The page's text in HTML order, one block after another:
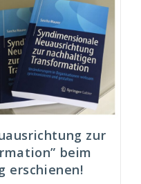
zur
beim
erschienen!